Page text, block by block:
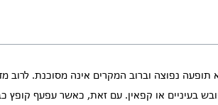
נפוצה וברוב המקרים אינה מסוכנת. לרוב
בעיניים או קפאין. עם זאת, כאשר עפעף קופץ